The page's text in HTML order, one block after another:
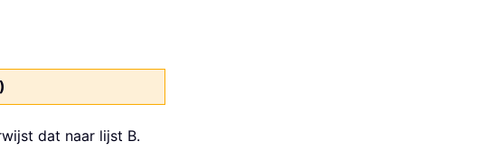
dat naar lijst B.